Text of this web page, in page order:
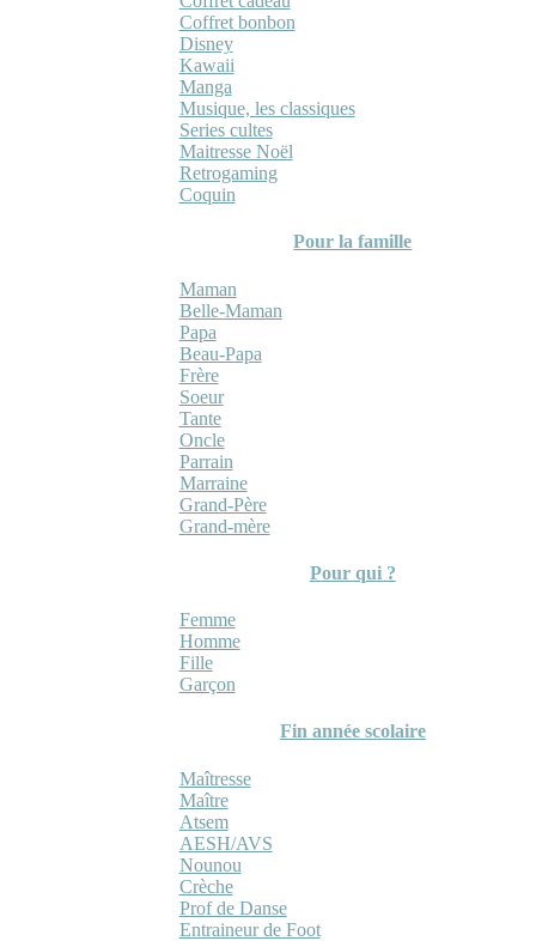
Coffret bonbon
Disney
Kawaii
Manga
Musique, les classiques
Series cultes
Maitresse Noël
Retrogaming
Coquin
Pour la famille
Maman
Belle-Maman
Papa
Beau-Papa
Frère
Soeur
Tante
Oncle
Parrain
Marraine
Grand-Père
Grand-mère
Pour qui ?
Femme
Homme
Fille
Garçon
Fin année scolaire
Maîtresse
Maître
Atsem
AESH/AVS
Nounou
Crèche
Prof de Danse
Entraineur de Foot